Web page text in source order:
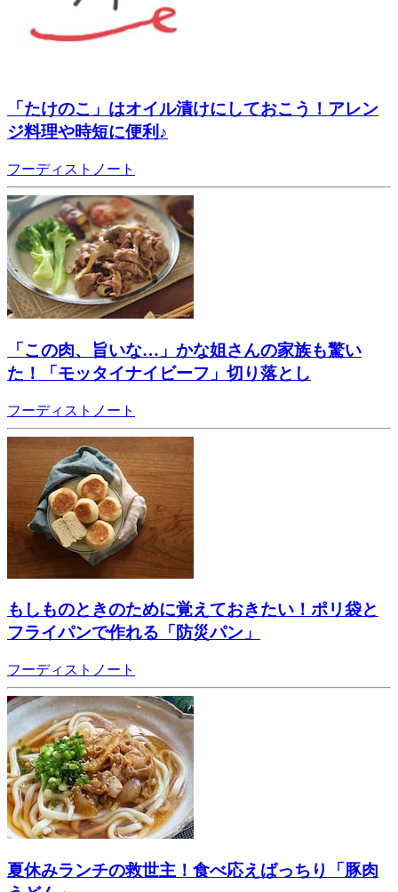
「たけのこ」はオイル漬けにしておこう！アレン
ジ料理や時短に便利♪
フーディストノート
「この肉、旨いな…」かな姐さんの家族も驚い
た！「モッタイナイビーフ」切り落とし
フーディストノート
もしものときのために覚えておきたい！ポリ袋と
フライパンで作れる「防災パン」
フーディストノート
夏休みランチの救世主！食べ応えばっちり「豚肉